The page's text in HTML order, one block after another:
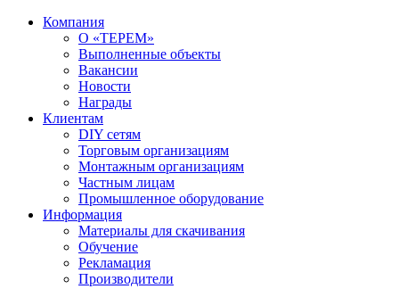
Компания
О «ТЕРЕМ»
Выполненные объекты
Вакансии
Новости
Награды
Клиентам
DIY сетям
Торговым организациям
Монтажным организациям
Частным лицам
Промышленное оборудование
Информация
Материалы для скачивания
Обучение
Рекламация
Производители